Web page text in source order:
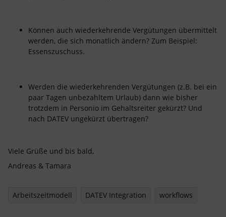
Können auch wiederkehrende Vergütungen übermittelt
werden, die sich monatlich ändern? Zum Beispiel:
Essenszuschuss.
Werden die wiederkehrenden Vergütungen (z.B. bei ein
paar Tagen unbezahltem Urlaub) dann wie bisher
trotzdem in Personio im Gehaltsreiter gekürzt? Und
nach DATEV ungekürzt übertragen?
Viele Grüße und bis bald,
Andreas & Tamara
Arbeitszeitmodell DATEV Integration workflows